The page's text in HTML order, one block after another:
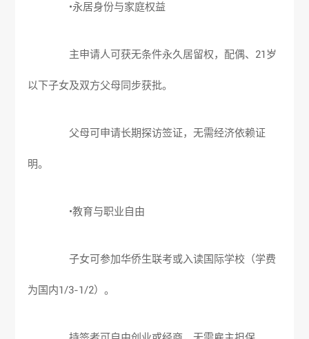
•永居身份与家庭权益
主申请人可获无条件永久居留权，配偶、21岁
以下子女及双方父母同步获批。
父母可申请长期探访签证，无需经济依赖证
明。
•教育与职业自由
子女可参加华侨生联考或入读国际学校（学费
为国内1/3-1/2）。